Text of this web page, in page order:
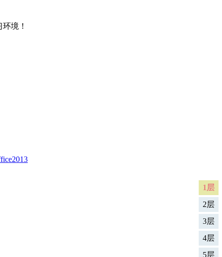
境！
1层
2层
3层
4层
5层